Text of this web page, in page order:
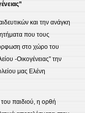
και την ανάγκη
που τους
στο χώρο του
-Οικογένειας” την
μας Ελένη
του παιδιού, η ορθή